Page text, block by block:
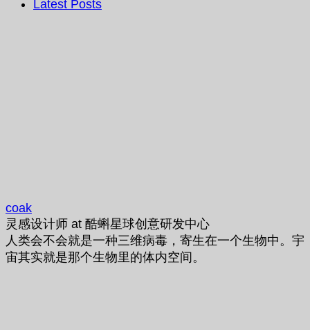
Latest Posts
coak
灵感设计师 at 酷蝌星球创意研发中心
人类会不会就是一种三维病毒，寄生在一个生物中。宇
宙其实就是那个生物里的体内空间。